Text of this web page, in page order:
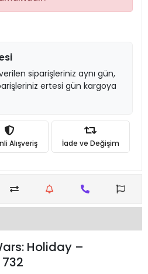
siparişleriniz aynı gün,
ertesi gün kargoya
Alışveriş İade ve Değişim
Holiday –